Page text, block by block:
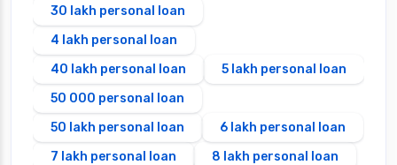
30 lakh personal loan
4 lakh personal loan
40 lakh personal loan
5 lakh personal loan
50 000 personal loan
50 lakh personal loan
6 lakh personal loan
7 lakh personal loan
8 lakh personal loan